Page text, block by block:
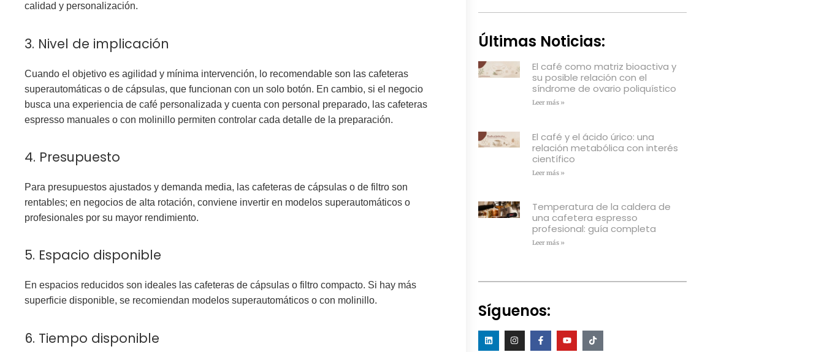
calidad y personalización.
3. Nivel de implicación
Cuando el objetivo es agilidad y mínima intervención, lo recomendable son las cafeteras
superautomáticas o de cápsulas, que funcionan con un solo botón. En cambio, si el negocio
busca una experiencia de café personalizada y cuenta con personal preparado, las cafeteras
espresso manuales o con molinillo permiten controlar cada detalle de la preparación.
4. Presupuesto
Para presupuestos ajustados y demanda media, las cafeteras de cápsulas o de filtro son
rentables; en negocios de alta rotación, conviene invertir en modelos superautomáticos o
profesionales por su mayor rendimiento.
5. Espacio disponible
En espacios reducidos son ideales las cafeteras de cápsulas o filtro compacto. Si hay más
superficie disponible, se recomiendan modelos superautomáticos o con molinillo.
6. Tiempo disponible
Últimas Noticias:
El café como matriz bioactiva y
su posible relación con el
síndrome de ovario poliquístico
Leer más »
El café y el ácido úrico: una
relación metabólica con interés
científico
Leer más »
Temperatura de la caldera de
una cafetera espresso
profesional: guía completa
Leer más »
Síguenos: